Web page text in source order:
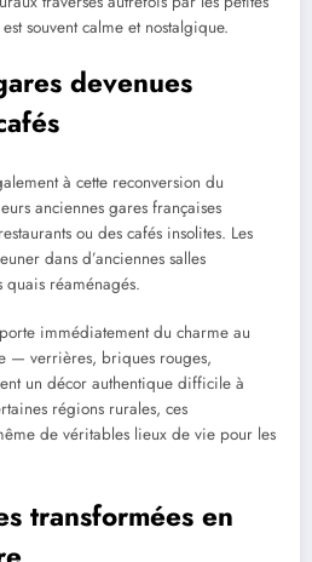
souvent calme et nostalgique.
devenues
à cette reconversion du
anciennes gares françaises
ou des cafés insolites. Les
dans d’anciennes salles
quais réaménagés.
immédiatement du charme au
— verrières, briques rouges,
un décor authentique difficile à
régions rurales, ces
de véritables lieux de vie pour les
transformées en